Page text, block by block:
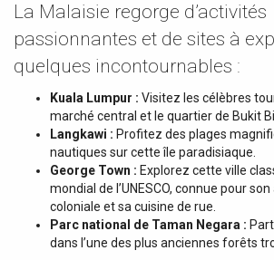
La Malaisie regorge d’activités
passionnantes et de sites à
quelques incontournables :
Kuala Lumpur : Visitez les célèbres
marché central et le quartier de Bukit
Langkawi : Profitez des plages
nautiques sur cette île paradisiaque.
George Town : Explorez cette ville
mondial de l’UNESCO, connue pour
coloniale et sa cuisine de rue.
Parc national de Taman Negara :
dans l’une des plus anciennes forêts